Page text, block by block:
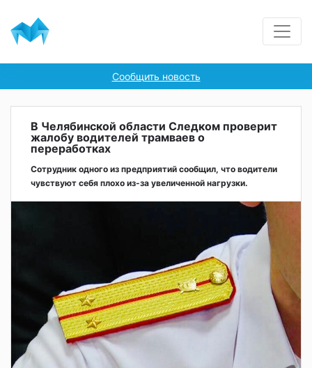
Сообщить новость
В Челябинской области Следком проверит
жалобу водителей трамваев о
переработках
Сотрудник одного из предприятий сообщил, что водители
чувствуют себя плохо из-за увеличенной нагрузки.